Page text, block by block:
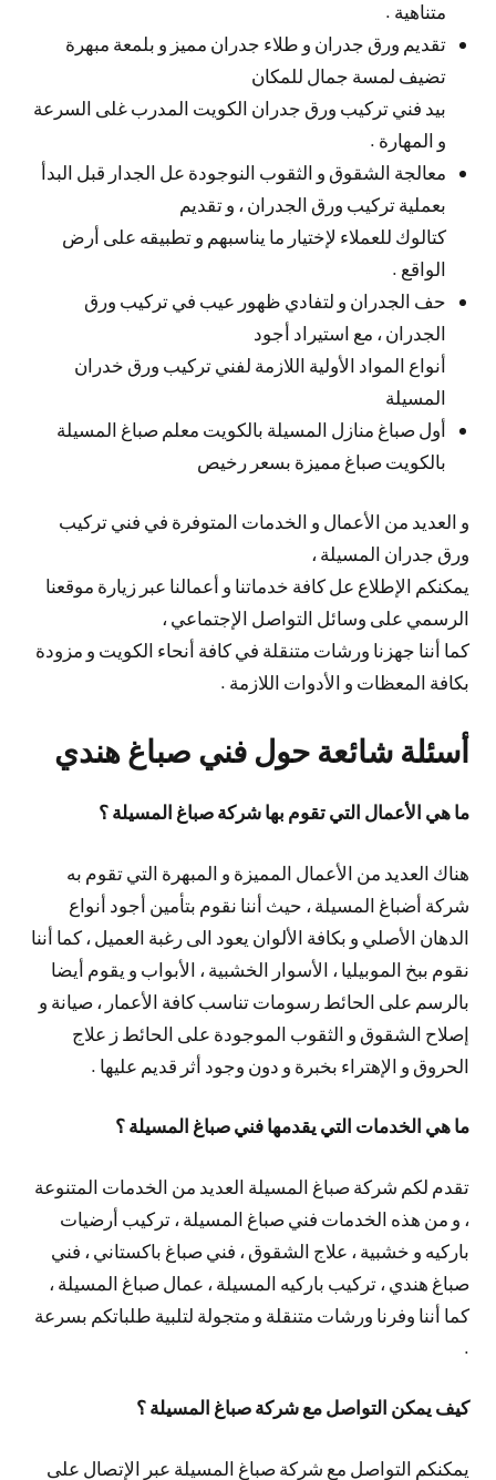
متناهية .
تقديم ورق جدران و طلاء جدران مميز و بلمعة مبهرة
تضيف لمسة جمال للمكان
بيد فني تركيب ورق جدران الكويت المدرب غلى السرعة
و المهارة .
معالجة الشقوق و الثقوب النوجودة عل الجدار قبل البدأ
بعملية تركيب ورق الجدران ، و تقديم
كتالوك للعملاء لإختيار ما يناسبهم و تطبيقه على أرض
الواقع .
حف الجدران و لتفادي ظهور عيب في تركيب ورق
الجدران ، مع استيراد أجود
أنواع المواد الأولية اللازمة لفني تركيب ورق خدران
المسيلة
أول صباغ منازل المسيلة بالكويت معلم صباغ المسيلة
بالكويت صباغ مميزة بسعر رخيص
و العديد من الأعمال و الخدمات المتوفرة في فني تركيب
ورق جدران المسيلة ،
يمكنكم الإطلاع عل كافة خدماتنا و أعمالنا عبر زيارة موقعنا
الرسمي على وسائل التواصل الإجتماعي ،
كما أننا جهزنا ورشات متنقلة في كافة أنحاء الكويت و مزودة
بكافة المعظات و الأدوات اللازمة .
أسئلة شائعة حول فني صباغ هندي
ما هي الأعمال التي تقوم بها شركة صباغ المسيلة ؟
هناك العديد من الأعمال المميزة و المبهرة التي تقوم به
شركة أضباغ المسيلة ، حيث أننا نقوم بتأمين أجود أنواع
الدهان الأصلي و بكافة الألوان يعود الى رغبة العميل ، كما أننا
نقوم ببخ الموبيليا ، الأسوار الخشبية ، الأبواب و يقوم أيضا
بالرسم على الحائط رسومات تناسب كافة الأعمار ، صيانة و
إصلاح الشقوق و الثقوب الموجودة على الحائط ز علاج
الحروق و الإهتراء بخبرة و دون وجود أثر قديم عليها .
ما هي الخدمات التي يقدمها فني صباغ المسيلة ؟
تقدم لكم شركة صباغ المسيلة العديد من الخدمات المتنوعة
، و من هذه الخدمات فني صباغ المسيلة ، تركيب أرضيات
باركيه و خشبية ، علاج الشقوق ، فني صباغ باكستاني ، فني
صباغ هندي ، تركيب باركيه المسيلة ، عمال صباغ المسيلة ،
كما أننا وفرنا ورشات متنقلة و متجولة لتلبية طلباتكم بسرعة
.
كيف يمكن التواصل مع شركة صباغ المسيلة ؟
يمكنكم التواصل مع شركة صباغ المسيلة عبر الإتصال على